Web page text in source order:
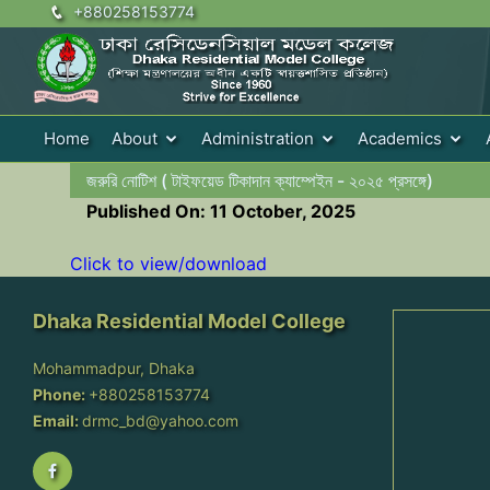
+880258153774
Home About Administration Academics
জরুরি নোটিশ ( টাইফয়েড টিকাদান ক্যাম্পেইন - ২০২৫ প্রসঙ্গে)
Published On: 11 October, 2025
Click to view/download
Dhaka Residential Model College
Mohammadpur, Dhaka
Phone: +880258153774
Email: drmc_bd@yahoo.com